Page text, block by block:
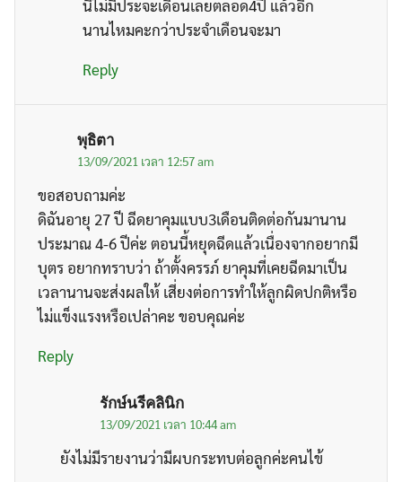
นี้ไม่มีประจะเดือนเลยตลอด4ปี แล้วอีก
นานไหมคะกว่าประจำเดือนจะมา
Reply
พุธิตา
13/09/2021 เวลา 12:57 am
ขอสอบถามค่ะ
ดิฉันอายุ 27 ปี ฉีดยาคุมแบบ3เดือนติดต่อกันมานาน
ประมาณ 4-6 ปีค่ะ ตอนนี้หยุดฉีดแล้วเนื่องจากอยากมี
บุตร อยากทราบว่า ถ้าตั้งครรภ์ ยาคุมที่เคยฉีดมาเป็น
เวลานานจะส่งผลให้ เสี่ยงต่อการทำให้ลูกผิดปกติหรือ
ไม่แข็งแรงหรือเปล่าคะ ขอบคุณค่ะ
Reply
รักษ์นรีคลินิก
13/09/2021 เวลา 10:44 am
ยังไม่มีรายงานว่ามีผบกระทบต่อลูกค่ะคนไข้